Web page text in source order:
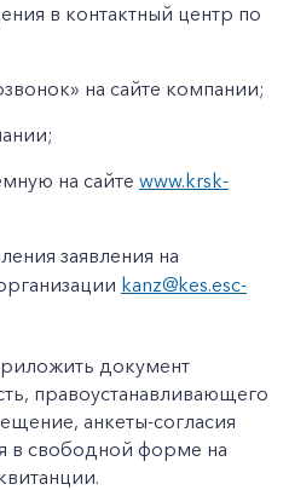
в контактный центр по
на сайте компании;
на сайте www.krsk-
заявления на
kanz@kes.esc-
документ
правоустанавливающего
анкеты-согласия
в свободной форме на